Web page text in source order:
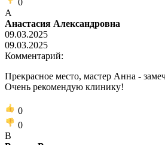
А
Анастасия Александровна
09.03.2025
09.03.2025
Комментарий:
Прекрасное место, мастер Анна -
Очень рекомендую клинику!
0
0
В